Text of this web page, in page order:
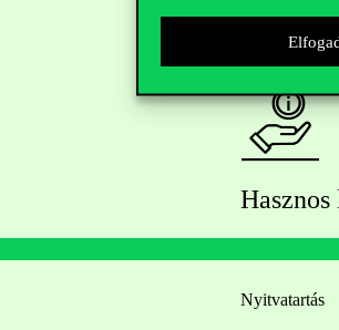
Nyitvatartás